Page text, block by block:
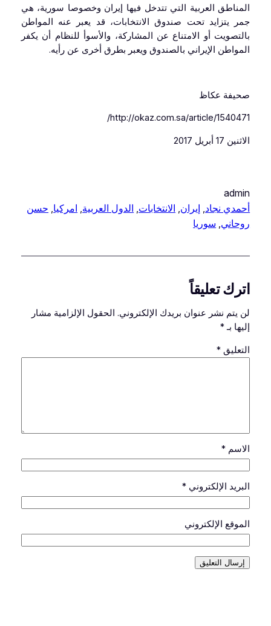
المناطق العربية التي تتدخل فيها إيران وخصوصا سورية، هي
جمر يتزايد تحت صندوق الانتخابات، قد يعبر عنه المواطن
بالتصويت أو الامتناع عن المشاركة، والأسوأ للنظام أن يكفر
المواطن الإيراني بالصندوق ويعبر بطرق أخرى عن رأيه.
صحيفة عكاظ
http://okaz.com.sa/article/1540471/
الاثنين 17 أبريل 2017
admin
أحمدي نجاد, إيران, الانتخابات, الدول العربية, امركيا, حسن
روحاني, سوريا
اترك تعليقاً
لن يتم نشر عنوان بريدك الإلكتروني. الحقول الإلزامية مشار
إليها بـ*
التعليق *
الاسم *
البريد الإلكتروني *
الموقع الإلكتروني